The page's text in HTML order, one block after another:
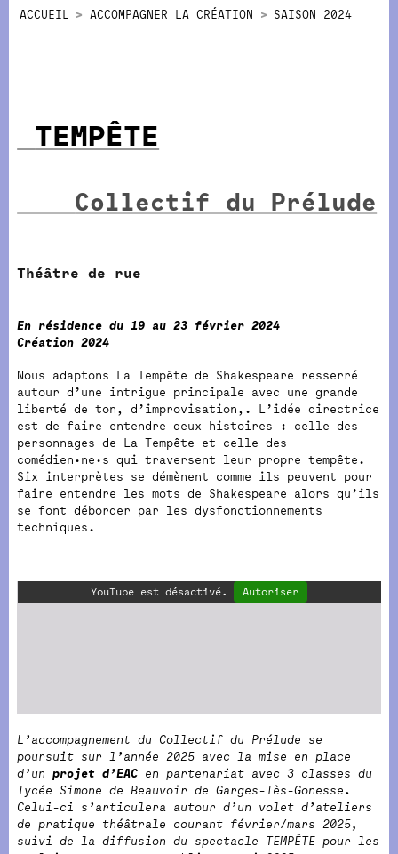
ACCUEIL ACCOMPAGNER LA CRÉATION SAISON 2024
TEMPÊTE
Collectif du Prélude
Théâtre de rue
En résidence du 19 au 23 février 2024
Création 2024
Nous adaptons La Tempête de Shakespeare resserré
autour d’une intrigue principale avec une grande
liberté de ton, d’improvisation,. L’idée directrice
est de faire entendre deux histoires : celle des
personnages de La Tempête et celle des
comédien·ne·s qui traversent leur propre tempête.
Six interprètes se démènent comme ils peuvent pour
faire entendre les mots de Shakespeare alors qu’ils
se font déborder par les dysfonctionnements
techniques.
YouTube est désactivé. Autoriser
L’accompagnement du Collectif du Prélude se
poursuit sur l’année 2025 avec la mise en place
d’unprojet d’EAC en partenariat avec 3 classes du
lycée Simone de Beauvoir de Garges-lès-Gonesse.
Celui-ci s’articulera autour d’un volet d’ateliers
de pratique théâtrale courant février/mars 2025,
suivi de la diffusion du spectacle TEMPÊTE pour les